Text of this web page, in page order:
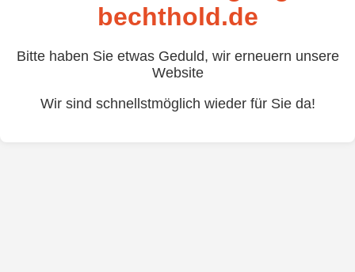
bechthold.de
Bitte haben Sie etwas Geduld, wir erneuern unsere
Website
Wir sind schnellstmöglich wieder für Sie da!